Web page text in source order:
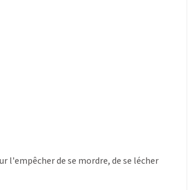
l'empêcher de se mordre, de se lécher